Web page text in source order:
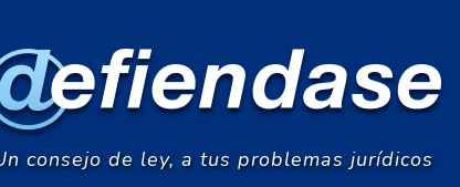
consejo de ley, a tus problemas jurídicos